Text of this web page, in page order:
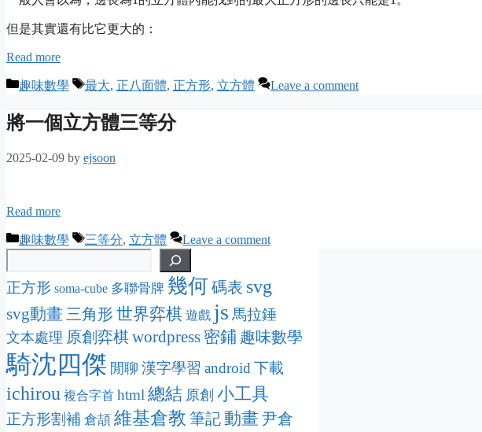
但是其實還有比它更大的：
Read more
Categories
趣味數學 Tags
最大, 正八面體, 正方形, 立方體 Leave a comment
將一個立方體三等分
2025-02-09 by ejsoon
Read more
Categories
趣味數學 Tags
三等分, 立方體 Leave a comment
正方形 soma-cube 多聯骨牌 幾何碼表 svg
svg動畫 三角形 世界弈棋 遊戲 js 馬拉錘
文本處理 原創弈棋wordpress 密鋪 趣味數學
騎沈四傑 閒聊 漢字學習 android下載
ichirou 複合字首 html總結 原創 小工具
正方形割補 倉頡 維基倉教 筆記動畫 尹倉